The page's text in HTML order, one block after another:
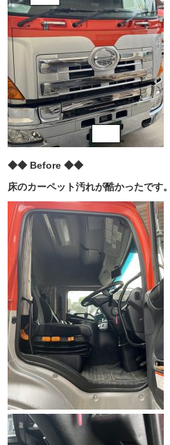
◆◆ Before ◆◆
床のカーペット汚れが酷かったです。